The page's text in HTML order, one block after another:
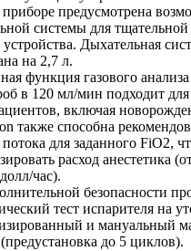
предусмотрена
системы для
Дыхательная
на 2,7 л.
функция газового
в 120 мл/мин подходит
включая
также способна
для заданного FiO2,
расход анестетика
час).
безопасности
тест испарителя на
и мануальный
до 5 циклов).